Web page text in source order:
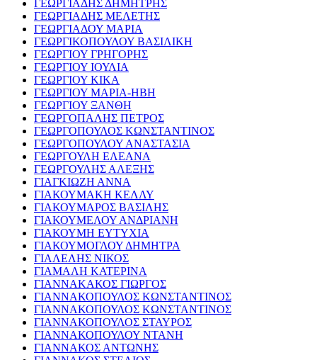
ΓΕΩΡΓΙΑΔΗΣ ΔΗΜΗΤΡΗΣ
ΓΕΩΡΓΙΑΔΗΣ ΜΕΛΕΤΗΣ
ΓΕΩΡΓΙΑΔΟΥ ΜΑΡΙΑ
ΓΕΩΡΓΙΚΟΠΟΥΛΟΥ ΒΑΣΙΛΙΚΗ
ΓΕΩΡΓΙΟΥ ΓΡΗΓΟΡΗΣ
ΓΕΩΡΓΙΟΥ ΙΟΥΛΙΑ
ΓΕΩΡΓΙΟΥ ΚΙΚΑ
ΓΕΩΡΓΙΟΥ ΜΑΡΙΑ-ΗΒΗ
ΓΕΩΡΓΙΟΥ ΞΑΝΘΗ
ΓΕΩΡΓΟΠΑΛΗΣ ΠΕΤΡΟΣ
ΓΕΩΡΓΟΠΟΥΛΟΣ ΚΩΝΣΤΑΝΤΙΝΟΣ
ΓΕΩΡΓΟΠΟΥΛΟΥ ΑΝΑΣΤΑΣΙΑ
ΓΕΩΡΓΟΥΛΗ ΕΛΕΑΝΑ
ΓΕΩΡΓΟΥΛΗΣ ΑΛΕΞΗΣ
ΓΙΑΓΚΙΩΖΗ ΑΝΝΑ
ΓΙΑΚΟΥΜΑΚΗ ΚΕΛΛΥ
ΓΙΑΚΟΥΜΑΡΟΣ ΒΑΣΙΛΗΣ
ΓΙΑΚΟΥΜΕΛΟΥ ΑΝΔΡΙΑΝΗ
ΓΙΑΚΟΥΜΗ ΕΥΤΥΧΙΑ
ΓΙΑΚΟΥΜΟΓΛΟΥ ΔΗΜΗΤΡΑ
ΓΙΑΛΕΛΗΣ ΝΙΚΟΣ
ΓΙΑΜΑΛΗ ΚΑΤΕΡΙΝΑ
ΓΙΑΝΝΑΚΑΚΟΣ ΓΙΩΡΓΟΣ
ΓΙΑΝΝΑΚΟΠΟΥΛΟΣ ΚΩΝΣΤΑΝΤΙΝΟΣ
ΓΙΑΝΝΑΚΟΠΟΥΛΟΣ ΚΩΝΣΤΑΝΤΙΝΟΣ
ΓΙΑΝΝΑΚΟΠΟΥΛΟΣ ΣΤΑΥΡΟΣ
ΓΙΑΝΝΑΚΟΠΟΥΛΟΥ ΝΤΑΝΗ
ΓΙΑΝΝΑΚΟΣ ΑΝΤΩΝΗΣ